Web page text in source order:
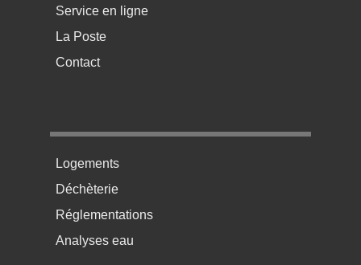
Service en ligne
La Poste
Contact
Menu pratique bas de page 2
Logements
Déchèterie
Réglementations
Analyses eau